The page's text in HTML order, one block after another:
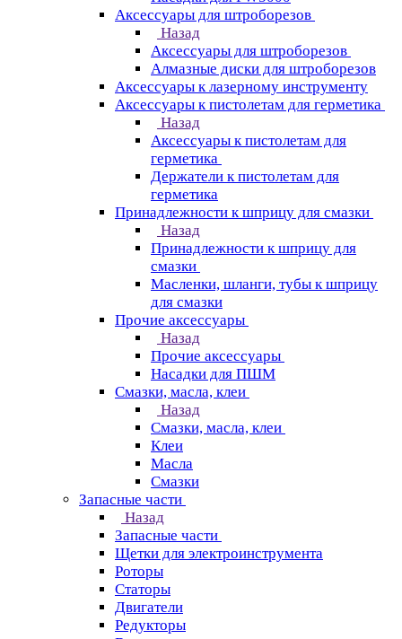
Аксессуары для штроборезов
Назад
Аксессуары для штроборезов
Алмазные диски для штроборезов
Аксессуары к лазерному инструменту
Аксессуары к пистолетам для герметика
Назад
Аксессуары к пистолетам для
герметика
Держатели к пистолетам для
герметика
Принадлежности к шприцу для смазки
Назад
Принадлежности к шприцу для
смазки
Масленки, шланги, тубы к шприцу
для смазки
Прочие аксессуары
Назад
Прочие аксессуары
Насадки для ПШМ
Смазки, масла, клеи
Назад
Смазки, масла, клеи
Клеи
Масла
Смазки
Запасные части
Назад
Запасные части
Щетки для электроинструмента
Роторы
Статоры
Двигатели
Редукторы